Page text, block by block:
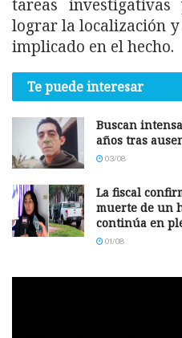
tareas
lograr la localización
implicado en el hecho.
Te puede interesar
Buscan
años tras
03/08
La fiscal
muerte de un
continúa en
01/08